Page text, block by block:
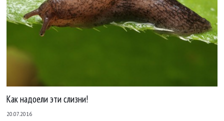
Как надоели эти слизни!
20.07.2016